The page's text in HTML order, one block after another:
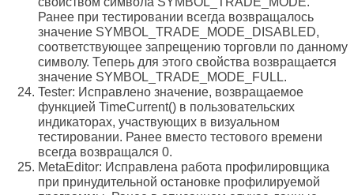
Ранее при тестировании всегда возвращалось
значение SYMBOL_TRADE_MODE_DISABLED,
соответствующее запрещению торговли по данному
символу. Теперь для этого свойства возвращается
значение SYMBOL_TRADE_MODE_FULL.
Tester: Исправлено значение, возвращаемое
функцией TimeCurrent() в пользовательских
индикаторах, участвующих в визуальном
тестировании. Ранее вместо тестового времени
всегда возвращался 0.
MetaEditor: Исправлена работа профилировщика
при принудительной остановке профилируемой